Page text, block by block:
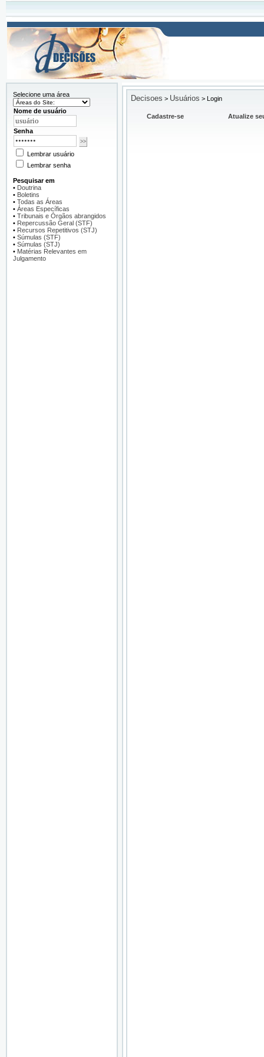
Selecione uma área
Nome de usuário
Senha
Lembrar usuário
Lembrar senha
Pesquisar em
• Doutrina
• Boletins
• Todas as Áreas
• Áreas Específicas
• Tribunais e Órgãos abrangidos
• Repercussão Geral (STF)
• Recursos Repetitivos (STJ)
• Súmulas (STF)
• Súmulas (STJ)
• Matérias Relevantes em
Julgamento
Decisoes > Usuários > Login
Cadastre-se Atualize